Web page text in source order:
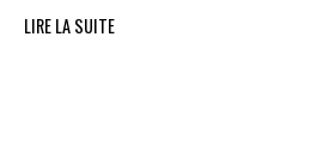
LIRE LA SUITE